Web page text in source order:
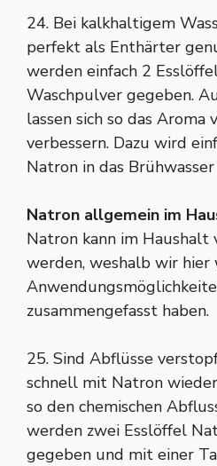
24. Bei kalkhaltigem
perfekt als Enthärter
werden einfach 2
Waschpulver gegeben.
lassen sich so das Aroma
verbessern. Dazu wird
Natron in das
Natron allgemein im
Natron kann im
werden, weshalb wir hier
zusammengefasst haben.
25. Sind Abflüsse
schnell mit Natron
so den chemischen
werden zwei Esslöffel
gegeben und mit einer